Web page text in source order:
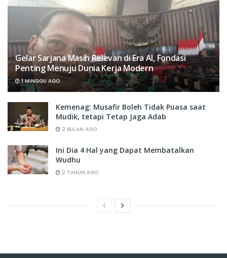
Gelar Sarjana Masih Relevan di Era AI, Fondasi
Penting Menuju Dunia Kerja Modern
1 MINGGU AGO
Kemenag: Musafir Boleh Tidak Puasa saat
Mudik, tetapi Tetap Jaga Adab
2 BULAN AGO
Ini Dia 4 Hal yang Dapat Membatalkan
Wudhu
2 TAHUN AGO